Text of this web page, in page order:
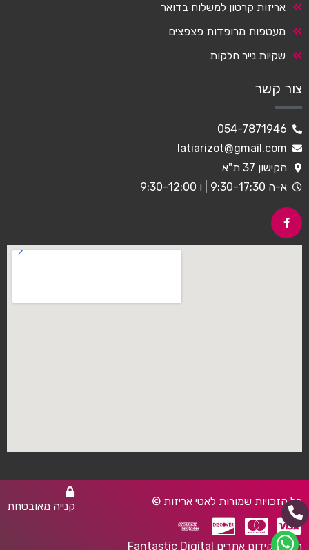
אריזות קרטון למשלוח בדואר
מעטפות מרופדות פצפצים
שקיות נייר חלקות
צור קשר
054-7871946
latiarizot@gmail.com
הקישון 37 ת"א
א-ה 9:30-17:30 | ו 9:30-12:00
כל הזכויות שמורות לאטי אריזות © קנייה מאובטחת
חברת קידום אתרים Fantastic Digital